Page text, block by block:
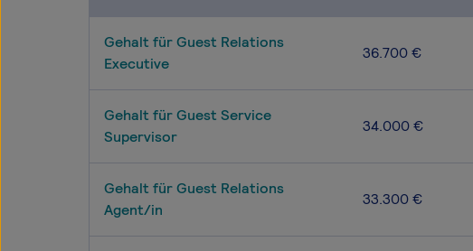
Gehalt für Guest Relations
Executive
36.700 €
Gehalt für Guest Service
Supervisor
34.000 €
Gehalt für Guest Relations
Agent/in
33.300 €